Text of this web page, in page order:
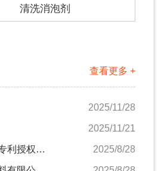
清洗消泡剂
查看更多 +
2025/11/28
2025/11/21
重磅！中科鸿泰再获国家发明专利授权，创新实力... 2025/8/28